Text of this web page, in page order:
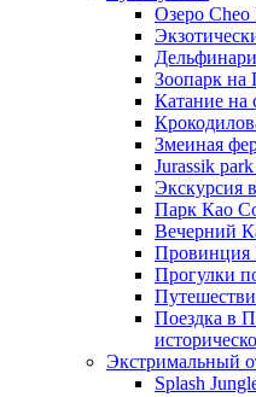
Озеро Cheo
Зоопарк на
Катание на
Змеиная
Jurassik
Экскурсия
Парк Као
Вечерний
Провинция
Прогулки
Поездка в
Экстримальный
Splash